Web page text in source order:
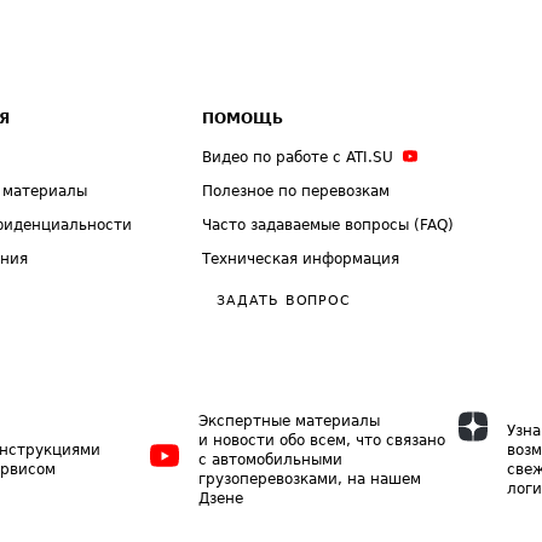
ПОМОЩЬ
Видео по работе с ATI.SU
Полезное по перевозкам
Часто задаваемые вопросы (FAQ)
Техническая информация
ЗАДАТЬ ВОПРОС
Экспертные материалы
и новости обо всем, что связано
с автомобильными
грузоперевозками, на нашем
Дзене